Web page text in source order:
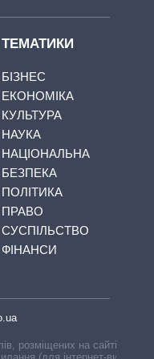
ТЕМАТИКИ
БІЗНЕС
ЕКОНОМІКА
КУЛЬТУРА
НАУКА
НАЦІОНАЛЬНА
БЕЗПЕКА
ПОЛІТИКА
ПРАВО
СУСПІЛЬСТВО
ФІНАНСИ
розміщених на сайті,